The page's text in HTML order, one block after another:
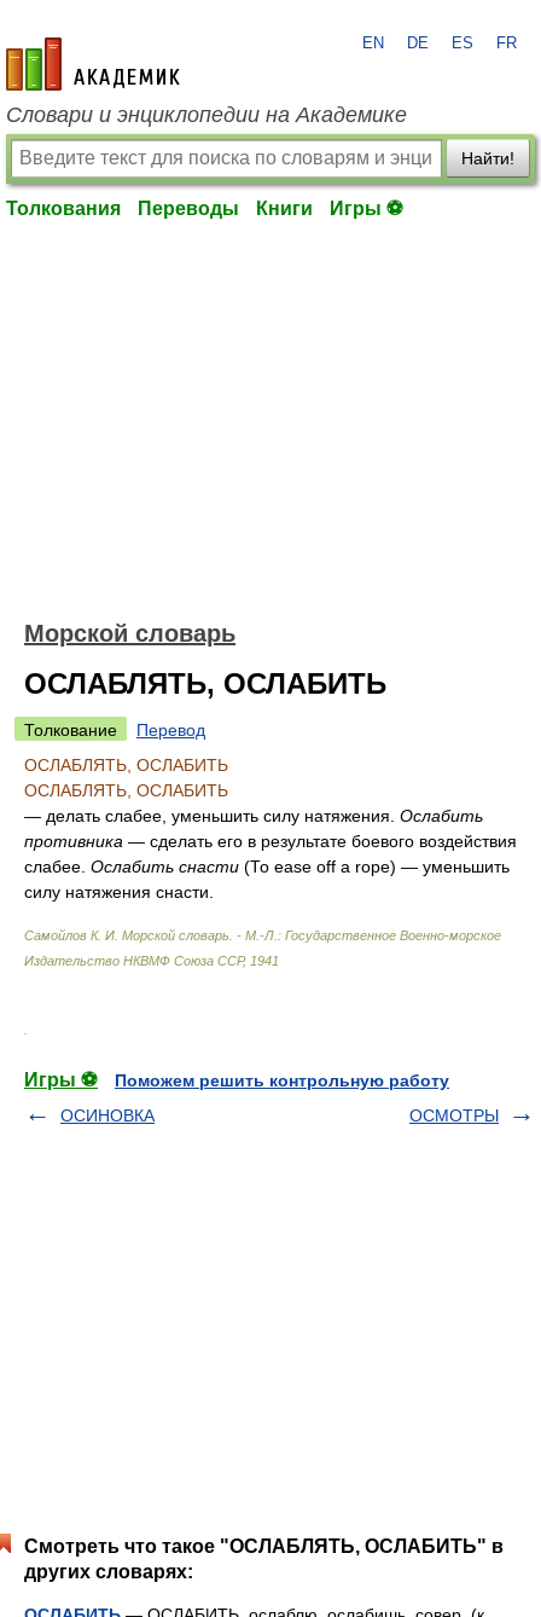
academic.ru
EN DE ES FR
Словари и энциклопедии на Академике
Найти!
Толкования Переводы Книги Игры ⚽
Морской словарь
ОСЛАБЛЯТЬ, ОСЛАБИТЬ
Толкование
Перевод
ОСЛАБЛЯТЬ, ОСЛАБИТЬ
ОСЛАБЛЯТЬ, ОСЛАБИТЬ
— делать слабее, уменьшить силу натяжения. Ослабить
противника — сделать его в результате боевого воздействия
слабее. Ослабить снасти (То ease off a rope) — уменьшить
силу натяжения снасти.
Самойлов К. И. Морской словарь. - М.-Л.: Государственное Военно-морское
Издательство НКВМФ Союза ССР, 1941
Игры ⚽
Поможем решить контрольную работу
ОСИНОВКА
ОСМОТРЫ
Смотреть что такое "ОСЛАБЛЯТЬ, ОСЛАБИТЬ" в
других словарях: